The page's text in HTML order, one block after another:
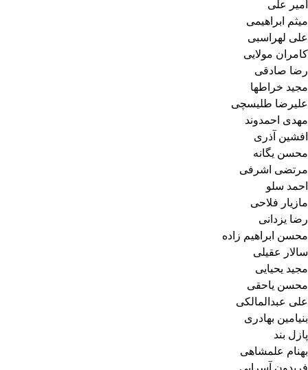
امیر علی
میثم ابراهیمی
علی لهراسبی
کامران مولایی
رضا صادقی
مجید خراطها
علیرضا طلیسچی
مهدی احمدوند
افشین آذری
محسن یگانه
مرتضی اشرفی
احمد سلو
مازیار فلاحی
رضا یزدانی
محسن ابراهیم زاده
سالار عقیلی
مجید یحیایی
محسن یاحقی
علی عبدالمالکی
بنیامین بهادری
پازل بند
بهنام علمشاهی
فریدون آسرایی